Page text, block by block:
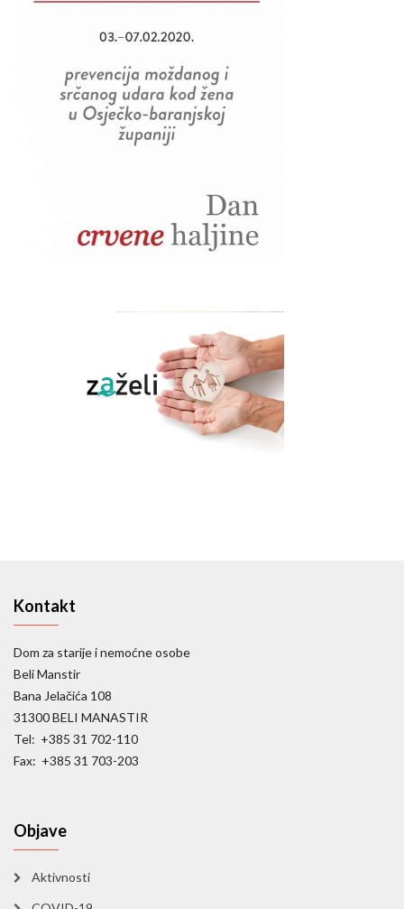
Kontakt
Dom za starije i nemoćne osobe
Beli Manstir
Bana Jelačića 108
31300 BELI MANASTIR
Tel: +385 31 702-110
Fax: +385 31 703-203
Objave
Aktivnosti